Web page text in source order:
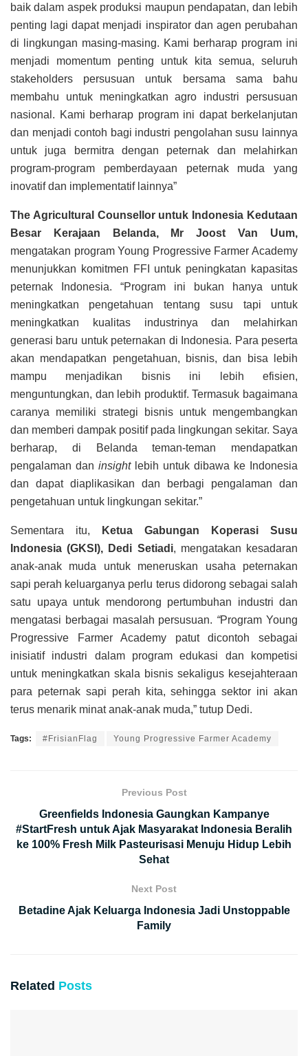
baik dalam aspek produksi maupun pendapatan, dan lebih
penting lagi dapat menjadi inspirator dan agen perubahan
di lingkungan masing-masing. Kami berharap program ini
menjadi momentum penting untuk kita semua, seluruh
stakeholders persusuan untuk bersama sama bahu
membahu untuk meningkatkan agro industri persusuan
nasional. Kami berharap program ini dapat berkelanjutan
dan menjadi contoh bagi industri pengolahan susu lainnya
untuk juga bermitra dengan peternak dan melahirkan
program-program pemberdayaan peternak muda yang
inovatif dan implementatif lainnya”
The Agricultural Counsellor untuk Indonesia Kedutaan
Besar Kerajaan Belanda, Mr Joost Van Uum,
mengatakan program Young Progressive Farmer Academy
menunjukkan komitmen FFI untuk peningkatan kapasitas
peternak Indonesia. “Program ini bukan hanya untuk
meningkatkan pengetahuan tentang susu tapi untuk
meningkatkan kualitas industrinya dan melahirkan
generasi baru untuk peternakan di Indonesia. Para peserta
akan mendapatkan pengetahuan, bisnis, dan bisa lebih
mampu menjadikan bisnis ini lebih efisien,
menguntungkan, dan lebih produktif. Termasuk bagaimana
caranya memiliki strategi bisnis untuk mengembangkan
dan memberi dampak positif pada lingkungan sekitar. Saya
berharap, di Belanda teman-teman mendapatkan
pengalaman dan insightlebih untuk dibawa ke Indonesia
dan dapat diaplikasikan dan berbagi pengalaman dan
pengetahuan untuk lingkungan sekitar.”
Sementara itu,
Ketua Gabungan Koperasi Susu
Indonesia (GKSI), Dedi Setiadi, mengatakan kesadaran
anak-anak muda untuk meneruskan usaha peternakan
sapi perah keluarganya perlu terus didorong sebagai salah
satu upaya untuk mendorong pertumbuhan industri dan
mengatasi berbagai masalah persusuan. “Program Young
Progressive Farmer Academy patut dicontoh sebagai
inisiatif industri dalam program edukasi dan kompetisi
untuk meningkatkan skala bisnis sekaligus kesejahteraan
para peternak sapi perah kita, sehingga sektor ini akan
terus menarik minat anak-anak muda,” tutup Dedi.
Tags: #FrisianFlag Young Progressive Farmer Academy
Previous Post
Greenfields Indonesia Gaungkan Kampanye
#StartFresh untuk Ajak Masyarakat Indonesia Beralih
ke 100% Fresh Milk Pasteurisasi Menuju Hidup Lebih
Sehat
Next Post
Betadine Ajak Keluarga Indonesia Jadi Unstoppable
Family
Related Posts